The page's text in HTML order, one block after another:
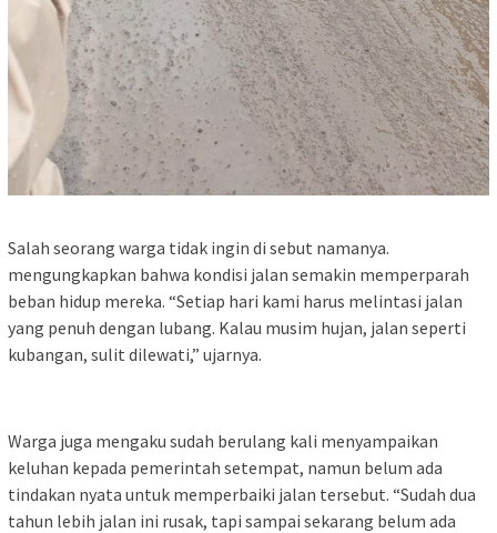
Salah seorang warga tidak ingin di sebut namanya.
mengungkapkan bahwa kondisi jalan semakin memperparah
beban hidup mereka. “Setiap hari kami harus melintasi jalan
yang penuh dengan lubang. Kalau musim hujan, jalan seperti
kubangan, sulit dilewati,” ujarnya.
Warga juga mengaku sudah berulang kali menyampaikan
keluhan kepada pemerintah setempat, namun belum ada
tindakan nyata untuk memperbaiki jalan tersebut. “Sudah dua
tahun lebih jalan ini rusak, tapi sampai sekarang belum ada